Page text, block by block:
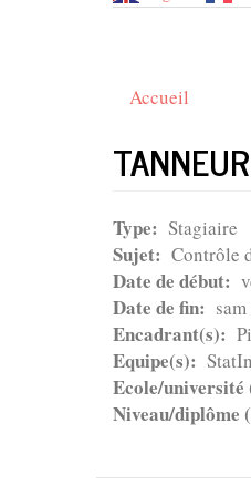
Accueil
Type Stagiaire
Sujet Contrôle
Date de début
Date de fin
Encadrant(s)
Equipe(s)
Ecole/université
Niveau/diplôme